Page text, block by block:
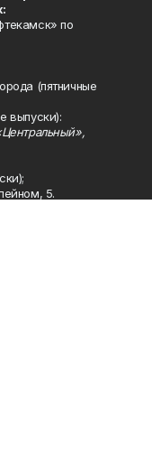
по
(пятничные
выпуски):
5.